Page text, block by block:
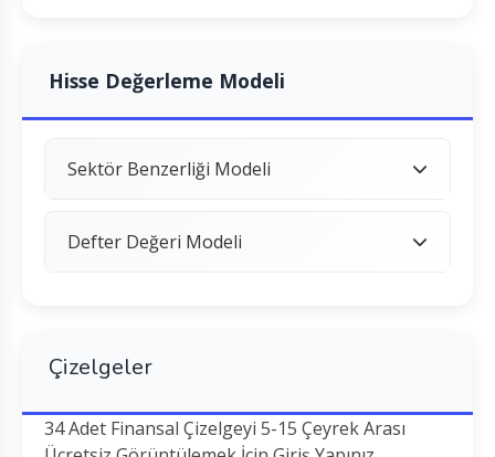
Hisse Değerleme Modeli
Sektör Benzerliği Modeli
Defter Değeri Modeli
Çizelgeler
34 Adet Finansal Çizelgeyi 5-15 Çeyrek Arası